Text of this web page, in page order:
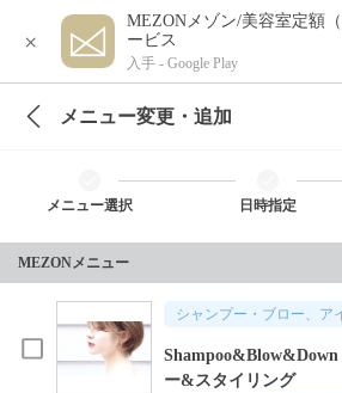
×
MEZONメゾン/美容室定額
ービス
入手 - Google Play
メニュー変更・追加
メニュー選択 日時指定
MEZONメニュー
シャンプー・ブロー、ア
Shampoo&Blow&Down Set シャンプー
ー&スタイリング